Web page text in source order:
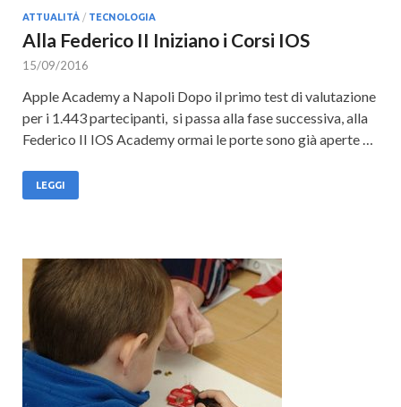
ATTUALITÀ / TECNOLOGIA
Alla Federico II Iniziano i Corsi IOS
15/09/2016
Apple Academy a Napoli Dopo il primo test di valutazione
per i 1.443 partecipanti, si passa alla fase successiva, alla
Federico II IOS Academy ormai le porte sono già aperte …
LEGGI